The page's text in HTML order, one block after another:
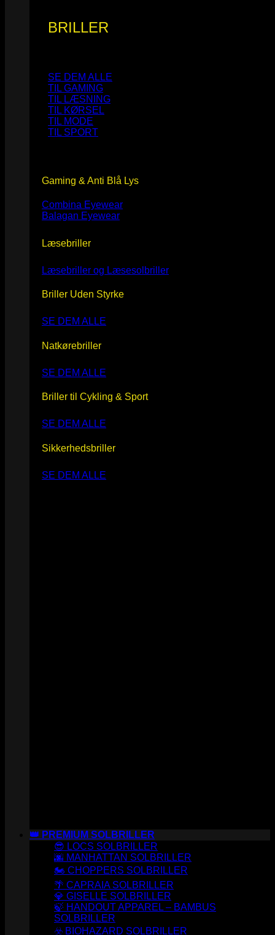
BRILLER
SE DEM ALLE
TIL GAMING
TIL LÆSNING
TIL KØRSEL
TIL MODE
TIL SPORT
Gaming & Anti Blå Lys
Combina Eyewear
Balagan Eyewear
Læsebriller
Læsebriller og Læsesolbriller
Briller Uden Styrke
SE DEM ALLE
Natkørebriller
SE DEM ALLE
Briller til Cykling & Sport
SE DEM ALLE
Sikkerhedsbriller
SE DEM ALLE
👑 PREMIUM SOLBRILLER
😎 LOCS SOLBRILLER
🌆 MANHATTAN SOLBRILLER
🏍️ CHOPPERS SOLBRILLER
🌴 CAPRAIA SOLBRILLER
💎 GISELLE SOLBRILLER
🍃 HANDOUT APPAREL – BAMBUS
SOLBRILLER
☣️ BIOHAZARD SOLBRILLER